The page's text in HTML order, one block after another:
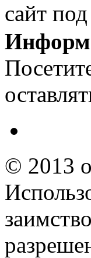
сайт
© 2013